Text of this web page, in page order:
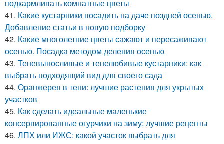
подкармливать комнатные цветы
41. Какие кустарники посадить на даче поздней осенью.
Добавление статьи в новую подборку
42. Какие многолетние цветы сажают и пересаживают
осенью. Посадка методом деления осенью
43. Теневыносливые и тенелюбивые кустарники: как
выбрать подходящий вид для своего сада
44. Оранжерея в тени: лучшие растения для укрытых
участков
45. Как сделать идеальные маленькие
консервированные огурчики на зиму: лучшие рецепты
46. ЛПХ или ИЖС: какой участок выбрать для